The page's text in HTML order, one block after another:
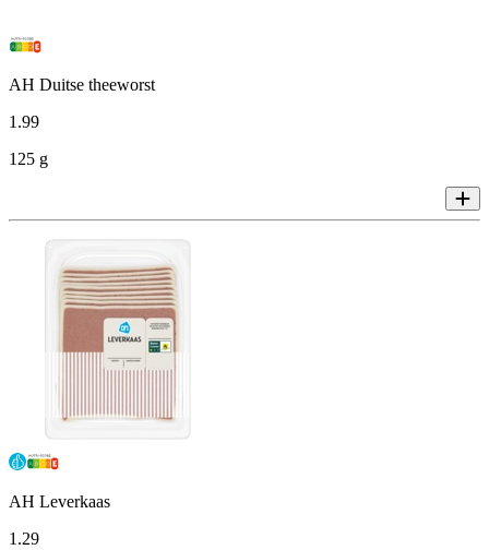
AH Duitse theeworst
1.99
125 g
AH Leverkaas
1.29